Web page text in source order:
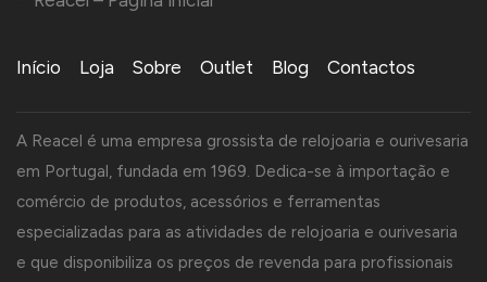
Início Loja Sobre Outlet Blog Contactos
A Reacel é uma empresa grossista de relojoaria e ourivesaria
em Portugal, fundada em 1969. Dedica-se à importação e
comércio de produtos, acessórios e ferramentas
especializadas para as atividades de relojoaria e ourivesaria
e que disponibiliza os preços de revenda para profissionais